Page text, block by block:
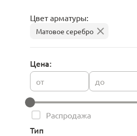
Цвет арматуры:
Матовое серебро
Цена:
от до
Распродажа
Тип